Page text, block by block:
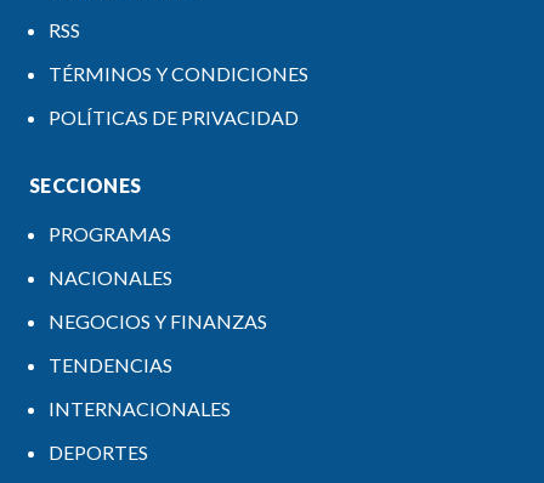
RSS
TÉRMINOS Y CONDICIONES
POLÍTICAS DE PRIVACIDAD
SECCIONES
PROGRAMAS
NACIONALES
NEGOCIOS Y FINANZAS
TENDENCIAS
INTERNACIONALES
DEPORTES